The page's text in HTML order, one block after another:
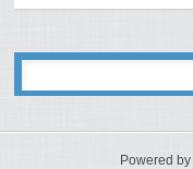
Powered by